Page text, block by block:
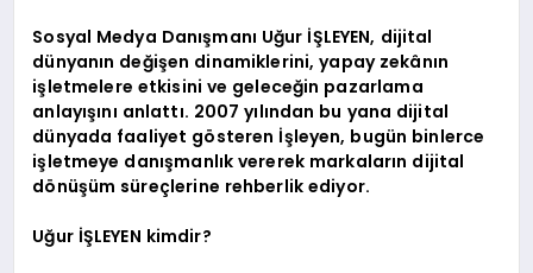
Sosyal Medya Danışmanı Uğur İŞLEYEN, dijital
dünyanın değişen dinamiklerini, yapay zekânın
işletmelere etkisini ve geleceğin pazarlama
anlayışını anlattı. 2007 yılından bu yana dijital
dünyada faaliyet gösteren İşleyen, bugün binlerce
işletmeye danışmanlık vererek markaların dijital
dönüşüm süreçlerine rehberlik ediyor.
Uğur İŞLEYEN kimdir?